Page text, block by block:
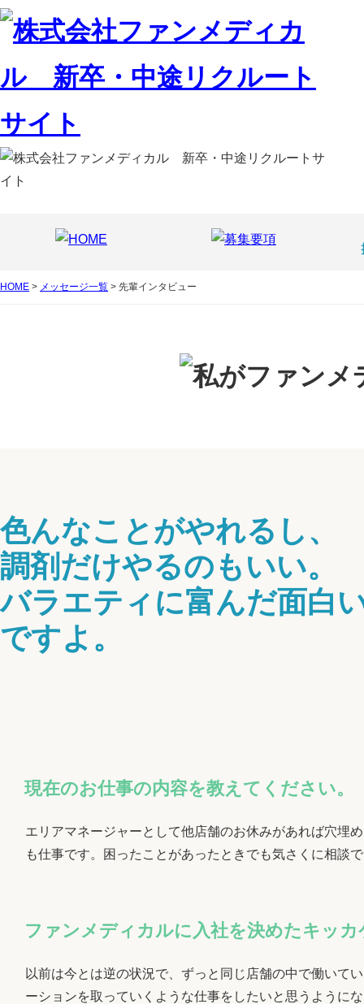
HOME > メッセージ一覧 > 先輩インタビュー
色んなことがやれるし、
調剤だけやるのもいい。
バラエティに富んだ面白
ですよ。
現在のお仕事の内容を教えてください。
エリアマネージャーとして他店舗のお休みがあれば穴埋
も仕事です。困ったことがあったときでも気さくに相談
ファンメディカルに入社を決めたキッ
以前は今とは逆の状況で、ずっと同じ店舗の中で働いて
ーションを取っていくような仕事をしたいと思うように